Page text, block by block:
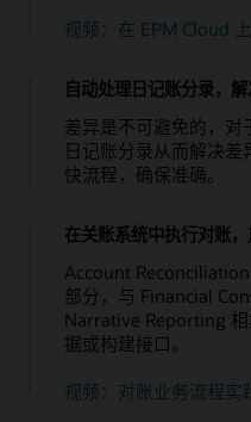
审计支持
计性。审计对账凭证并记
求。
视频：在 EPM Cloud
自动处理日记账分录，
差异是不可避免的，对
日记账分录从而解决
快流程，确保准确。
在关账系统中执行对账
Account
部分，与 Financial
Narrative Reporting
据或构建接口。
视频：对账业务流程实